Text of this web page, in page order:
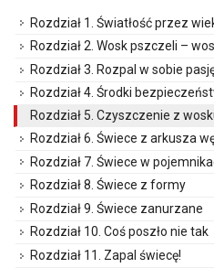
Rozdział 1. Światłość przez
Rozdział 2. Wosk pszczeli –
Rozdział 3. Rozpal w sobie
Rozdział 4. Środki
Rozdział 5. Czyszczenie z
Rozdział 6. Świece z arkusza
Rozdział 7. Świece w
Rozdział 8. Świece z formy
Rozdział 9. Świece zanurzane
Rozdział 10. Coś poszło nie tak
Rozdział 11. Zapal świecę!